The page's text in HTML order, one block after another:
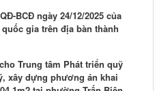
BCĐ ngày 24/12/2025 của
gia trên địa bàn thành
Trung tâm Phát triển quỹ
xây dựng phương án khai